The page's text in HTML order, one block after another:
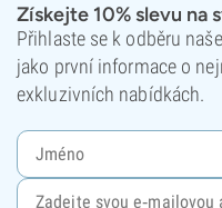
Získejte 10% slevu na
Přihlaste se k odběru
jako první informace o
exkluzivních nabídkách.